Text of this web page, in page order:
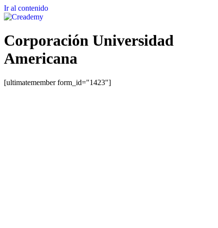
Ir al contenido
Corporación Universidad
Americana
[ultimatemember form_id="1423"]